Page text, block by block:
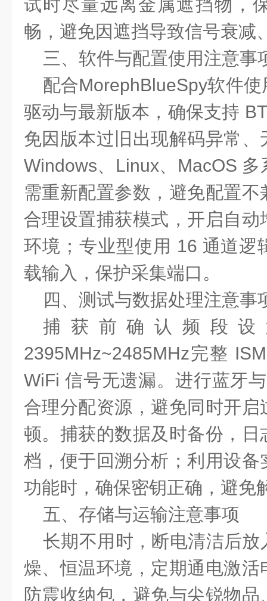
试时尽量远离金属遮挡物，
畅，避免因遮挡导致信号衰减
三、软件与配置使用注意事
配合MorephBlueSpy软件使
驱动与最新版本，确保支持
免因版本过旧出现解码异常
Windows、Linux、MacOS
需重新配置参数，避免配置
合理设置捕获模式，开启 自动
环境；专业型使用 16 通道逻
载输入，保护采集端口。
四、测试与数据处理注意事
捕获前确认频段
2395MHz~2485MHz完整
WiFi 信号无遗漏。进行蓝牙
合理分配资源，避免同时开
顿。捕获的数据及时备份，
档，便于回溯分析；利用设备
功能时，确保密钥正确，避免
五、存储与运输注意事项
长期不用时，断电清洁后
燥、恒温环境，定期通电激
防震收纳包，避免与尖锐物